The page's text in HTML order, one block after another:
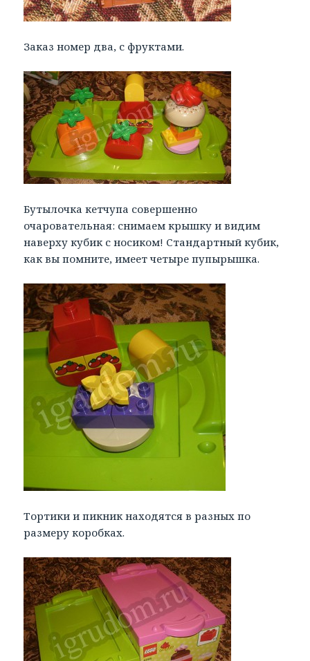
Заказ номер два, с фруктами.
Бутылочка кетчупа совершенно
очаровательная: снимаем крышку и видим
наверху кубик с носиком! Стандартный кубик,
как вы помните, имеет четыре пупырышка.
Тортики и пикник находятся в разных по
размеру коробках.